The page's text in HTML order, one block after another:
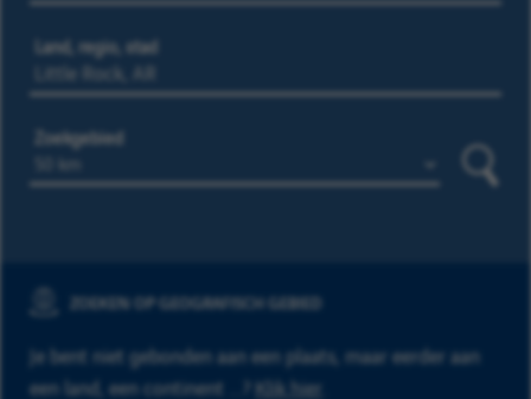
Land, regio, stad
Zoekgebied
ZOEKEN OP GEOGRAFISCH GEBIED
Je bent niet gebonden aan een plaats, maar eerder aan
een land, een continent ...? Klik hier